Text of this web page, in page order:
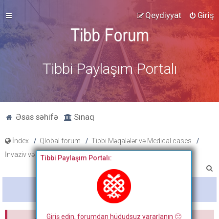
Giriş
Qeydiyyat
Tibbi Paylaşım Portalı
Əsas səhifə Sınaq
İndex Qlobal forum
Tibbi Məqalələr və Medical cases
İnvaziv və diaqnostik radiologiya
a
Bitdi
Tibbi Paylaşım Portalı:
Giriş edin, forumdan hüdudsuz yararlanın 🙂